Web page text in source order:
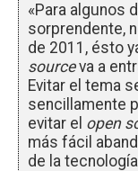
«Para algunos
sorprendente,
de 2011, ésto
sourceva a
Evitar el tema
sencillamente
evitar el open
más fácil
de la